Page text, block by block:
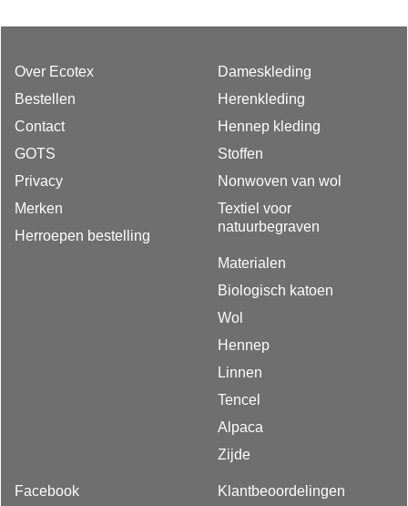
Over Ecotex
Bestellen
Contact
GOTS
Privacy
Merken
Herroepen bestelling
Dameskleding
Herenkleding
Hennep kleding
Stoffen
Nonwoven van wol
Textiel voor
natuurbegraven
Materialen
Biologisch katoen
Wol
Hennep
Linnen
Tencel
Alpaca
Zijde
Facebook Klantbeoordelingen